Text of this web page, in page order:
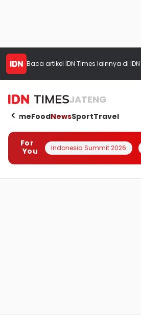
Baca artikel IDN Times lainnya di
JATENG
HomeFoodNewsSportTravel
For
You
Indonesia Summit 2026